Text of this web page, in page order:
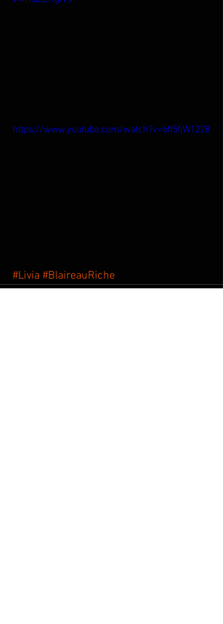
https://www.youtube.com/watch?v=6ft5fjW1228
#Livia #BlaireauRiche